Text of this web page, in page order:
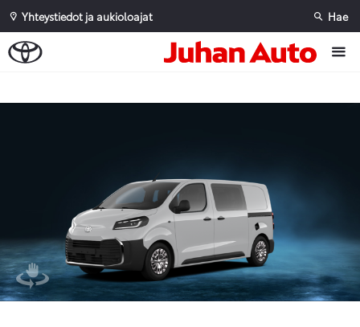
Yhteystiedot ja aukioloajat Hae